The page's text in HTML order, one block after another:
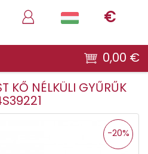
€
0,00 €
KŐ NÉLKÜLI GYŰRŰK
-20%